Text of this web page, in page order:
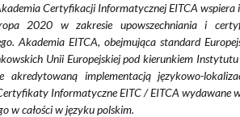
Certyfikacji Informatycznej EITCA
2020 w zakresie upowszechniania i
Akademia EITCA, obejmująca standard
Unii Europejskiej pod kierunkiem
akredytowaną implementacją językowo-
Informatyczne EITC / EITCA wydawane
w całości w języku polskim.